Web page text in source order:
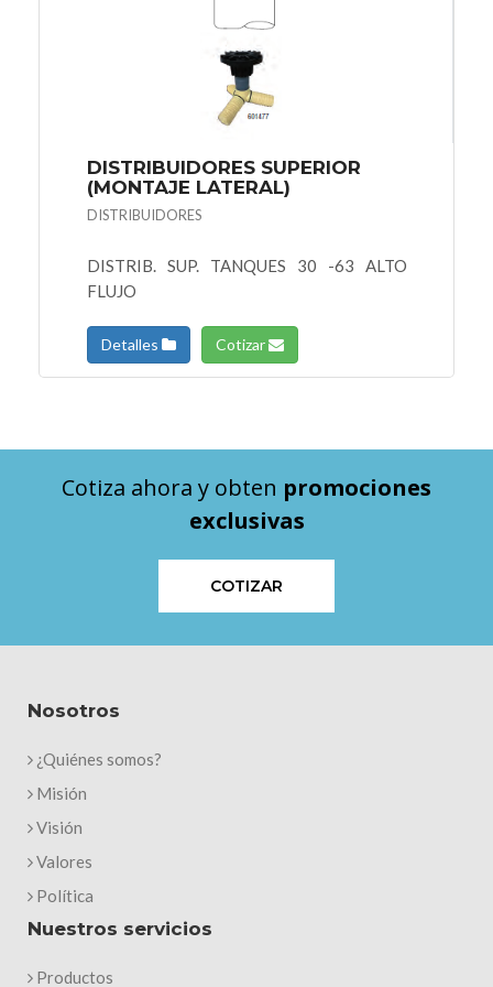
DISTRIBUIDORES SUPERIOR
(MONTAJE LATERAL)
DISTRIBUIDORES
DISTRIB. SUP. TANQUES 30 -63 ALTO
FLUJO
Detalles Cotizar
Cotiza ahora y obten promociones
exclusivas
COTIZAR
Nosotros
¿Quiénes somos?
Misión
Visión
Valores
Política
Nuestros servicios
Productos